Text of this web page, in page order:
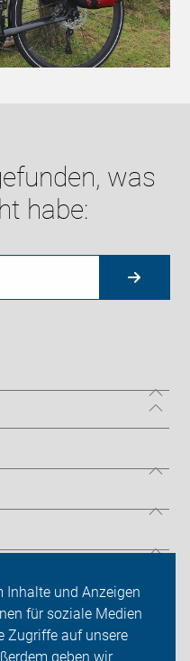
Inhalte und Anzeigen
für soziale Medien
Zugriffe auf unsere
geben wir
was
habe: